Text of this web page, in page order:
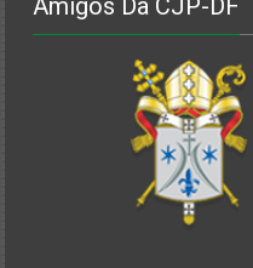
Amigos Da CJP-DF